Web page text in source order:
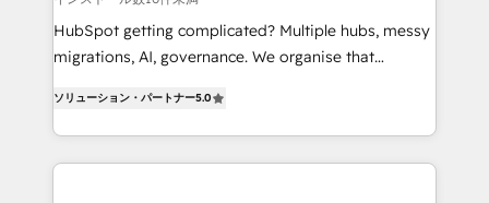
Google AI Overviews. HubSpot Impact Award -
Customer First HubSpot Impact Award - Integrations
Migration Excellence HubSpot Impact Award -
Platform Excellence 40+ full-time HubSpot
professionals. 100s of certifications and
HubSpot getting complicated? Multiple hubs, messy
migrations, AI, governance. We organise that
Welcome to our Profile! We help with: • CRM
implementation, reports, workflows, and team
training • CRM migration from Salesforce, Pipedrive,
ソリューション・パートナー5.0